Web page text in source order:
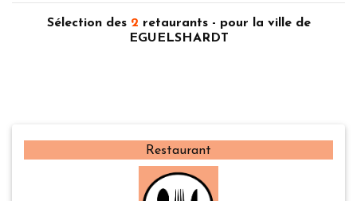
Sélection des 2 retaurants - pour la ville de
EGUELSHARDT
Restaurant